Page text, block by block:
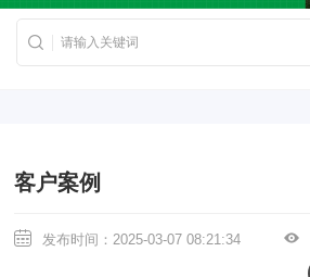
新闻中心
客户案例
发布时间：2025-03-07 08:21:34